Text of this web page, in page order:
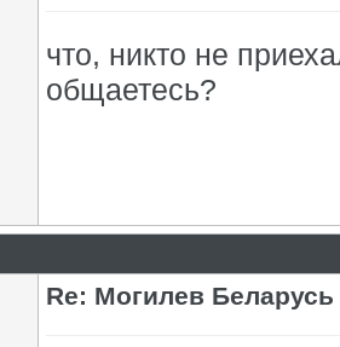
что, никто не
общаетесь?
Re: Могилев Беларусь